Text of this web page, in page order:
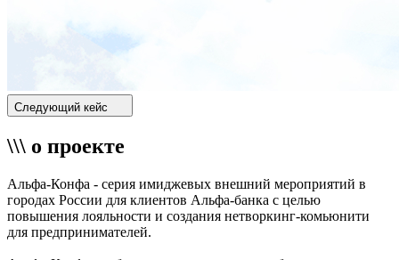
Следующий кейс
\\\ о проекте
Альфа-Конфа - серия имиджевых внешний мероприятий в
городах России для клиентов Альфа-банка с целью
повышения лояльности и создания нетворкинг-комьюнити
для предпринимателей.